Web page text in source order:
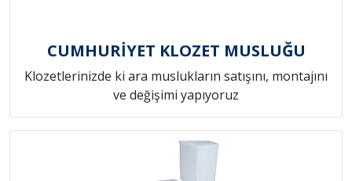
CUMHURİYET KLOZET MUSLUĞU
Klozetlerinizde ki ara muslukların satışını, montajını
ve değişimi yapıyoruz